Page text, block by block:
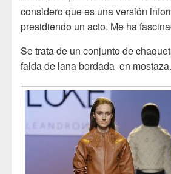
considero que es una versión
presidiendo un acto. Me ha
Se trata de un conjunto de
falda de lana bordada en mostaza.